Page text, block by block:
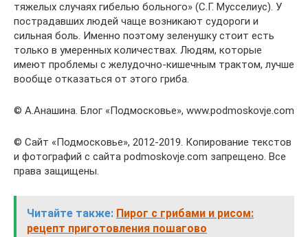
тяжелых случаях гибелью больного» (С.Г. Мусселиус). У
пострадавших людей чаще возникают судороги и
сильная боль. Именно поэтому зеленушку стоит есть
только в умеренных количествах. Людям, которые
имеют проблемы с желудочно-кишечным трактом, лучше
вообще отказаться от этого гриба.
© А.Анашина. Блог «Подмосковье», www.podmoskovje.com
© Сайт «Подмосковье», 2012-2019. Копирование текстов
и фотографий с сайта pоdmoskоvje.cоm запрещено. Все
права защищены.
Читайте также: Пирог с грибами и рисом:
рецепт приготовления пошагово